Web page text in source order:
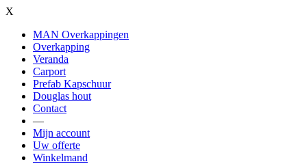
X
MAN Overkappingen
Overkapping
Veranda
Carport
Prefab Kapschuur
Douglas hout
Contact
—
Mijn account
Uw offerte
Winkelmand